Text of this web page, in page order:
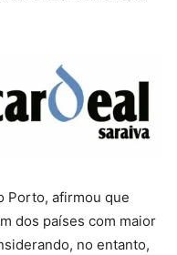
Porto, afirmou que
dos países com maior
no entanto,